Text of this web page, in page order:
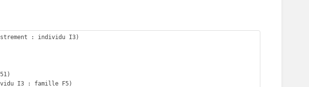
: individu I3)